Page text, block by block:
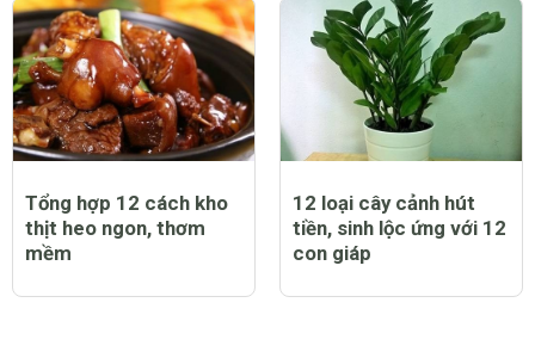
Tổng hợp 12 cách kho
thịt heo ngon, thơm
mềm
12 loại cây cảnh hút
tiền, sinh lộc ứng với 12
con giáp